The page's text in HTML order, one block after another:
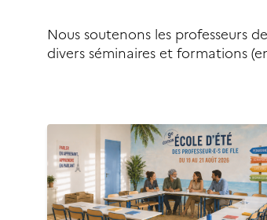
Nous soutenons les professeurs
divers séminaires et formations